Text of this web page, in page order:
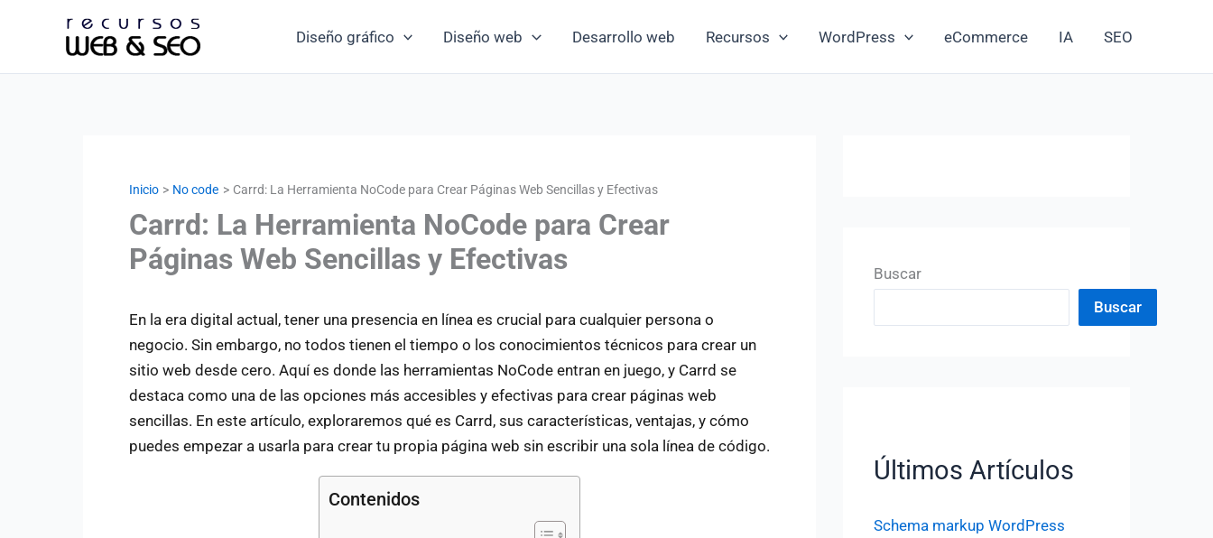
Diseño gráfico Diseño web Desarrollo web Recursos WordPress eCommerce IA SEO
Inicio No code Carrd: La Herramienta NoCode para Crear Páginas Web Sencillas y Efectivas
Carrd: La Herramienta NoCode para Crear
Páginas Web Sencillas y Efectivas
En la era digital actual, tener una presencia en línea es crucial para cualquier persona o
negocio. Sin embargo, no todos tienen el tiempo o los conocimientos técnicos para crear un
sitio web desde cero. Aquí es donde las herramientas NoCode entran en juego, y Carrd se
destaca como una de las opciones más accesibles y efectivas para crear páginas web
sencillas. En este artículo, exploraremos qué es Carrd, sus características, ventajas, y cómo
puedes empezar a usarla para crear tu propia página web sin escribir una sola línea de código.
Contenidos
Buscar
Buscar
Últimos Artículos
Schema markup WordPress